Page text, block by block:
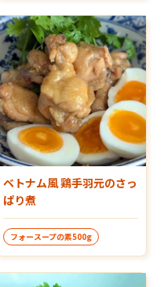
ベトナム風 鶏手羽元のさっ
ぱり煮
フォースープの素500g